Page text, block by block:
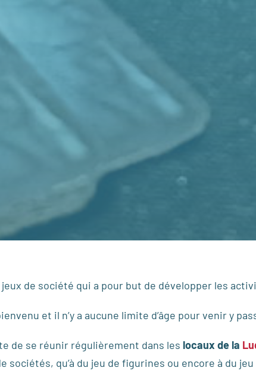
de société qui a pour but de développer les
et il n’y a aucune limite d’âge pour venir y
de se réunir régulièrement dans les locaux de la
sociétés, qu’à du jeu de figurines ou encore à du